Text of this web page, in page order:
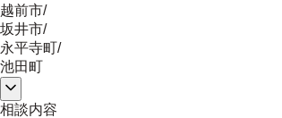
越前市/
坂井市/
永平寺町/
池田町
相談内容